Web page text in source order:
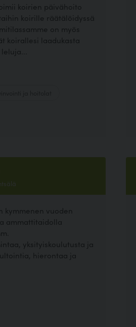
koirien päivähoito
koirille räätälöidyssä
on myös
koirallesi laadukasta
kymmenen vuoden
ammattitaidolla
yksityiskoulutusta ja
hierontaa ja